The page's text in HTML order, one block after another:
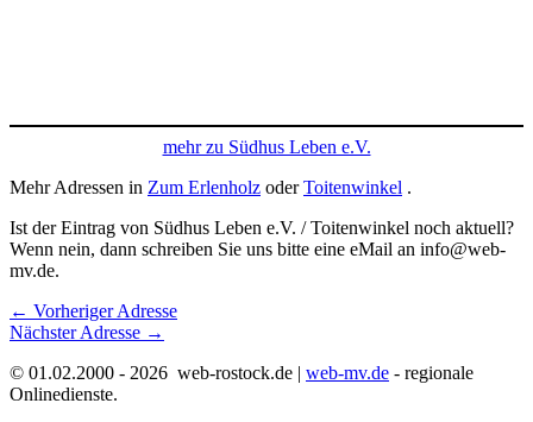
mehr zu Südhus Leben e.V.
Mehr Adressen in Zum Erlenholz oderToitenwinkel .
Ist der Eintrag von Südhus Leben e.V. / Toitenwinkel noch aktuell?
Wenn nein, dann schreiben Sie uns bitte eine eMail an info@web-
mv.de.
← Vorheriger Adresse
Nächster Adresse →
© 01.02.2000 - 2026 web-rostock.de | web-mv.de - regionale
Onlinedienste.